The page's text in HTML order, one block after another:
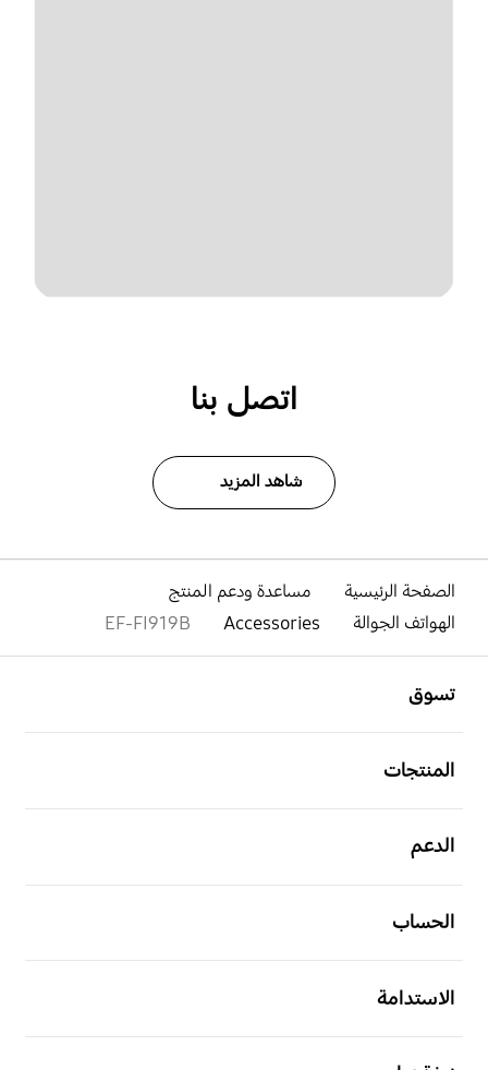
اتصل بنا
شاهد المزيد
الصفحة الرئيسية
مساعدة ودعم المنتج
الهواتف الجوالة
Accessories
EF-FI919B
تسوق
المنتجات
الدعم
الحساب
الاستدامة